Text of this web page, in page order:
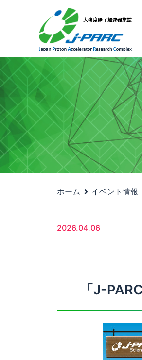
ホーム イベント情報
2026.04.06
「J-